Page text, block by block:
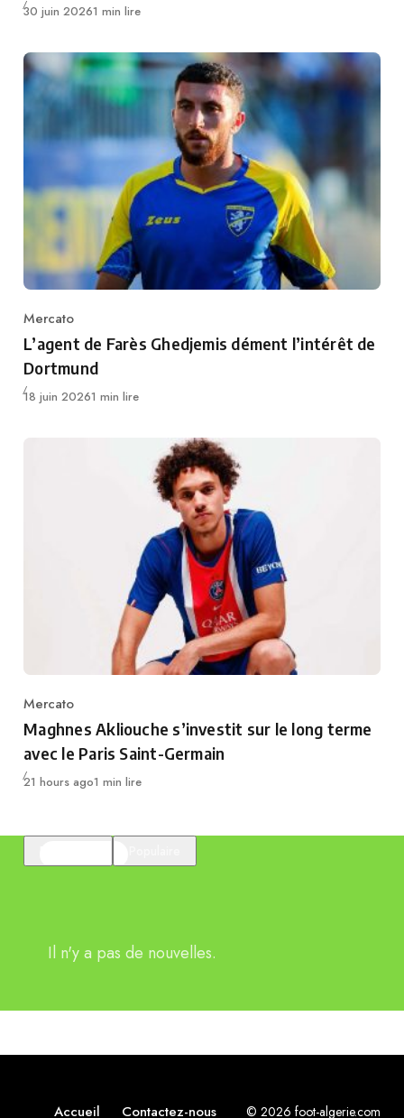
Publié
30 juin 20261 min lire
Category
Mercato
L’agent de Farès Ghedjemis dément l’intérêt de
Dortmund
Publié
18 juin 20261 min lire
Category
Mercato
Maghnes Akliouche s’investit sur le long terme
avec le Paris Saint-Germain
Publié
21 hours ago1 min lire
Il n'y a pas de nouvelles.
Accueil Contactez-nous © 2026 foot-algerie.com